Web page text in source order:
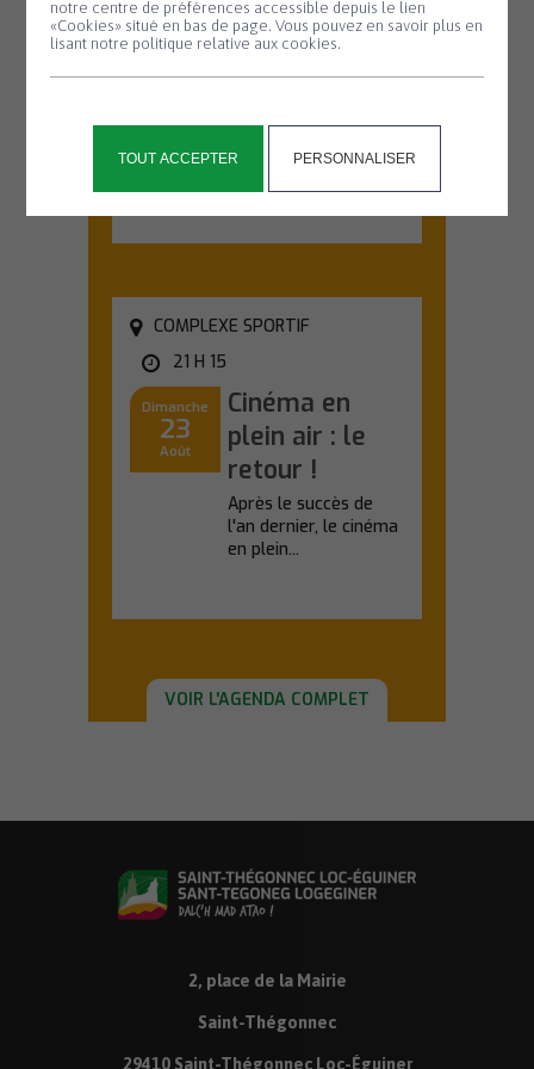
notre centre de préférences accessible depuis le lien
«Cookies» situé en bas de page. Vous pouvez en savoir plus en
lisant notre politique relative aux cookies.
TOUT ACCEPTER PERSONNALISER
chauve-souris
#2
découverte des
chauves-souris lors
En savoir plus
COMPLEXE SPORTIF
21 H 15
Dimanche
23
Août
Cinéma en
plein air : le
retour !
Après le succès de
l'an dernier, le cinéma
en plein...
VOIR L'AGENDA COMPLET
2, place de la Mairie
Saint-Thégonnec
29410 Saint-Thégonnec Loc-Éguiner